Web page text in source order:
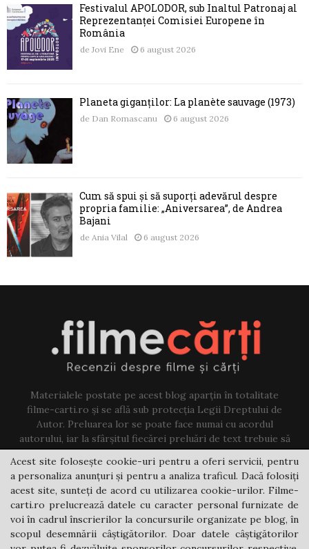
Festivalul APOLODOR, sub Înaltul Patronaj al
Reprezentanței Comisiei Europene în
România
de Jovi Ene 6 august 2026
Planeta giganților: La planète sauvage (1973)
de Dan Romascanu 6 august 2026
Cum să spui și să suporți adevărul despre
propria familie: „Aniversarea”, de Andrea
Bajani
de Ania Vilal 6 august 2026
Materialele postate pe acest blog aparțin în totalitate
filme-carti.ro și se află sub protecția Legii Dreptului de
Autor. Preluarea lor se poate face numai cu acordul
autorului, iar la sfârșitul fiecărei preluări de text trebuie să
existe un link către acest blog.
Contact us:jovi@filme-carti.ro
Acest site folosește cookie-uri pentru a oferi servicii, pentru
a personaliza anunțuri și pentru a analiza traficul. Dacă folosiți
acest site, sunteți de acord cu utilizarea cookie-urilor. Filme-
carti.ro prelucrează datele cu caracter personal furnizate de
voi în cadrul înscrierilor la concursurile organizate pe blog, în
scopul desemnării câștigătorilor. Doar datele câștigătorilor